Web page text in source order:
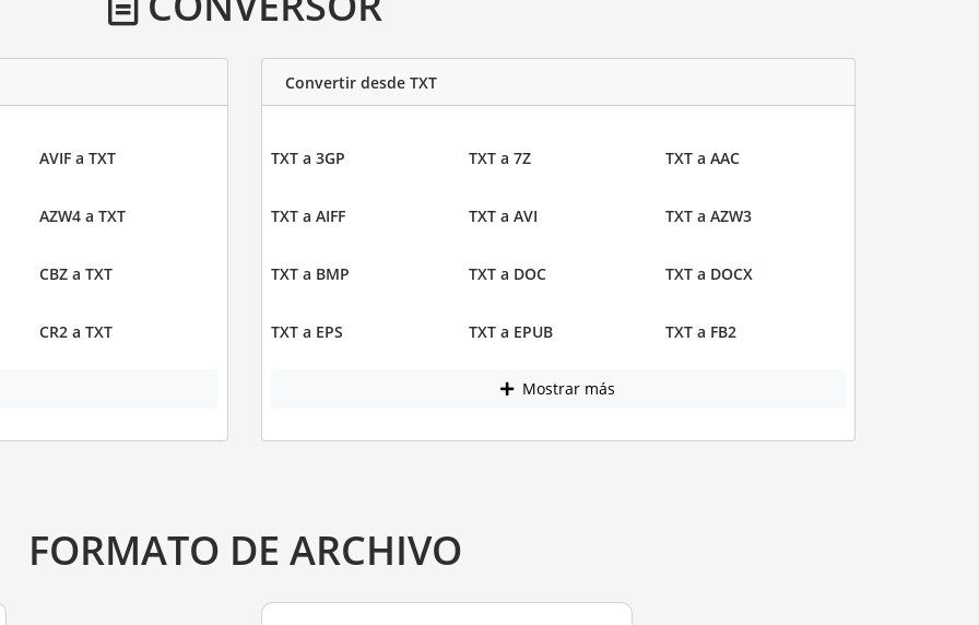
AVIF a TXT
AZW4 a TXT
CBZ a TXT
CR2 a TXT
Convertir desde TXT
TXT a 3GP TXT a 7Z TXT a AAC
TXT a AIFF TXT a AVI TXT a AZW3
TXT a BMP TXT a DOC TXT a DOCX
TXT a EPS TXT a EPUB TXT a FB2
Mostrar más
FORMATO DE ARCHIVO